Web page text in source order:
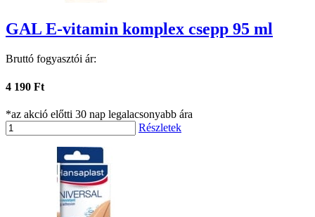
GAL E-vitamin komplex csepp 95 ml
Bruttó fogyasztói ár:
4 190 Ft
*az akció előtti 30 nap legalacsonyabb ára
Részletek